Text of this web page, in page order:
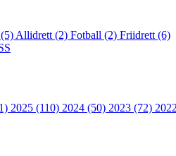
Allidrett (2) Fotball (2) Friidrett (6)
2025 (110) 2024 (50) 2023 (72)